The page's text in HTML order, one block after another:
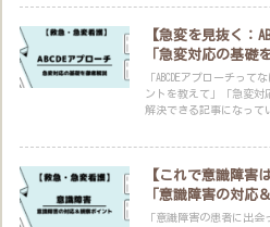
【急変を見抜く：
「急変対応の基礎
「ABCDEアプローチっ
ントを教えて」「急変対
解決できる記事になって
【これで意識障害
「意識障害の対応
「意識障害の患者に出